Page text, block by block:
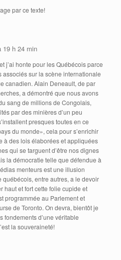
par ce texte!
19 h 24 min
j’ai honte pour les Québécois parce
associés sur la scène internationale
canadien. Alain Deneault, de par
a démontré que nous avons
sang de millions de Congolais,
par des minières d’un peu
presques toutes en ce
du monde», cela pour s’enrichir
à des lois élaborées et appliquées
qui se targuent d’être nos dignes
la démocratie telle que défendue à
menteurs est une illusion
québécois, entre autres, a le devoir
haut et fort cette folie cupide et
programmée au Parlement et
de Toronto. On devra, bientôt je
fondements d’une véritable
la souveraineté!